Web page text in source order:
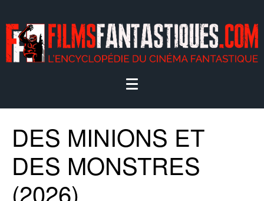
DES MINIONS ET
DES MONSTRES
(2026)